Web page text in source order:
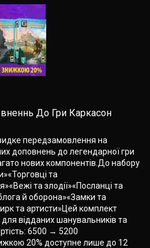
До Гри Каркасон
передзамовлення на
доповнень до легендарної гри
нових компонентів.До набору
та
та злодії»«Посланці та
й оборона»«Замки та
та артисти»Цей комплект
відданих шанувальників та
6500 → 5200
20% доступне лише до 12